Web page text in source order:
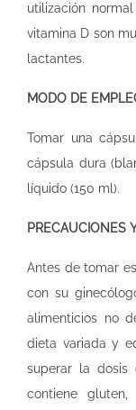
utilización
vitamina D son
lactantes.
MODO DE
Tomar una
cápsula dura
líquido (150 ml).
PRECAUCIONES
Antes de tomar
con su
alimenticios no
dieta variada y
superar la dosis
contiene